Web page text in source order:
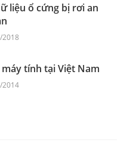
liệu ổ cứng bị rơi an
tính tại Việt Nam
2014